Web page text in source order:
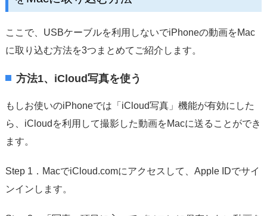
ここで、USBケーブルを利用しないでiPhoneの動画をMac
に取り込む方法を3つまとめてご紹介します。
方法1、iCloud写真を使う
もしお使いのiPhoneでは「iCloud写真」機能が有効にした
ら、iCloudを利用して撮影した動画をMacに送ることができ
ます。
Step 1．MacでiCloud.comにアクセスして、Apple IDでサイ
ンインします。